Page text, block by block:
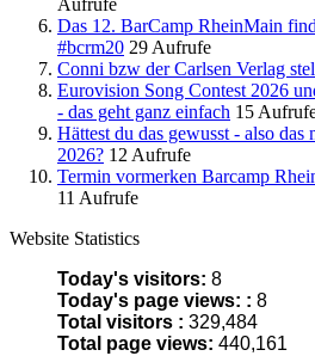
Aufrufe
Das 12. BarCamp RheinMain
#bcrm20 29 Aufrufe
Conni bzw der Carlsen Verlag
Eurovision Song Contest 2026
- das geht ganz einfach 15
Hättest du das gewusst - also
2026? 12 Aufrufe
Termin vormerken Barcamp
11 Aufrufe
Website Statistics
Today's visitors: 8
Today's page views: : 8
Total visitors : 329,484
Total page views: 440,161